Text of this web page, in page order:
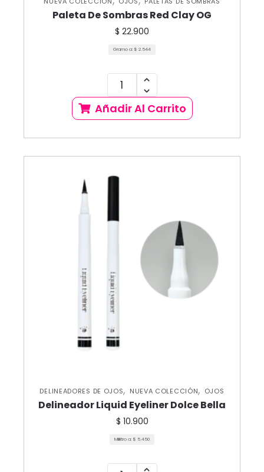
Paleta De Sombras Red Clay OG
$ 22.900
Gramo a: $ 2.544
Añadir Al Carrito
DELINEADORES DE OJOS, NUEVA COLECCIÓN, OJOS
Delineador Liquid Eyeliner Dolce Bella
$ 10.900
Mililitro a: $ 5.450